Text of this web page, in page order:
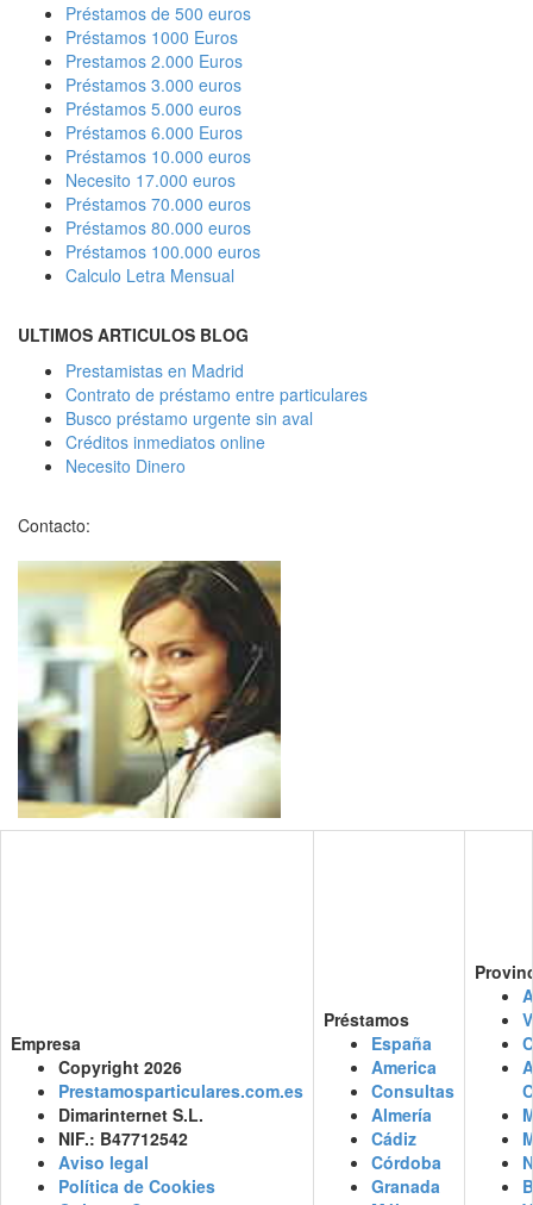
Préstamos de 500 euros
Préstamos 1000 Euros
Prestamos 2.000 Euros
Préstamos 3.000 euros
Préstamos 5.000 euros
Préstamos 6.000 Euros
Préstamos 10.000 euros
Necesito 17.000 euros
Préstamos 70.000 euros
Préstamos 80.000 euros
Préstamos 100.000 euros
Calculo Letra Mensual
ULTIMOS ARTICULOS BLOG
Prestamistas en Madrid
Contrato de préstamo entre particulares
Busco préstamo urgente sin aval
Créditos inmediatos online
Necesito Dinero
Contacto:
Empresa
Copyright 2026
Prestamosparticulares.com.es
Dimarinternet S.L.
NIF.: B47712542
Aviso legal
Política de Cookies
Préstamos
España
America
Consultas
Almería
Cádiz
Córdoba
Granada
A